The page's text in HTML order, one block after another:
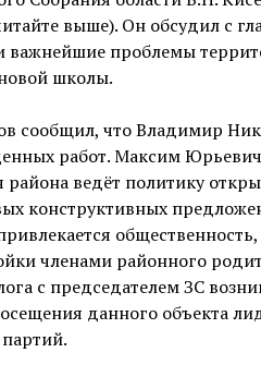
выше). Он обсудил с
важнейшие проблемы
школы.
сообщил, что Владимир
работ. Максим
ведёт политику
конструктивных
членами районного
с председателем ЗС
данного объекта